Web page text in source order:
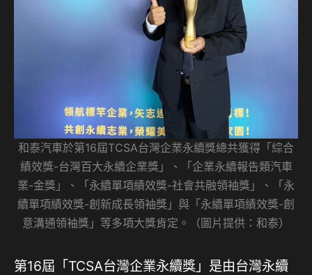
和泰汽車於第16屆TCSA台灣企業永續獎總共獲得「綜合
績效獎-台灣百大永續企業獎」、「企業永續報告類汽車
業-金獎」、「永續單項績效獎-社會共融領袖獎」、「永
續單項績效獎-創新成長領袖獎」與「永續單項績效獎-創
意溝通領袖獎」等多項大獎肯定。（圖片提供：和泰）
第16屆「TCSA台灣企業永續獎」是由台灣永續